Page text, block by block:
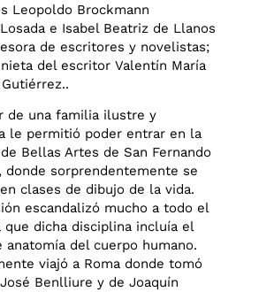
Leopoldo Brockmann
e Isabel Beatriz de Llanos
de escritores y novelistas;
del escritor Valentín María
de una familia ilustre y
le permitió poder entrar en la
Bellas Artes de San Fernando
donde sorprendentemente se
clases de dibujo de la vida.
escandalizó mucho a todo el
que dicha disciplina incluía el
anatomía del cuerpo humano.
viajó a Roma donde tomó
Benlliure y de Joaquín